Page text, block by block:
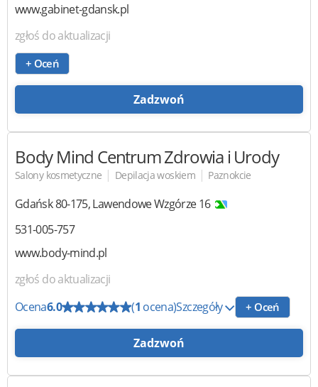
www.gabinet-gdansk.pl
zgłoś do aktualizacji
+ Oceń
Zadzwoń
Body Mind Centrum Zdrowia i Urody
Salony kosmetyczne | Depilacja woskiem | Paznokcie
Gdańsk80-175,Lawendowe Wzgórze 16
531-005-757
www.body-mind.pl
zgłoś do aktualizacji
Ocena6.0 (1 ocena)Szczegóły + Oceń
Zadzwoń